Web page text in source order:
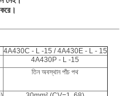
4A430C - L -15 / 4A430E - L - 15
4A430P - L -15
তিন অবস্থান পাঁচ পথ